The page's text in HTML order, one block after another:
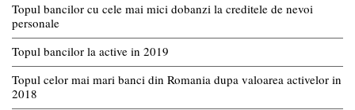
Topul bancilor cu cele mai mici dobanzi la creditele de nevoi
personale
Topul bancilor la active in 2019
Topul celor mai mari banci din Romania dupa valoarea activelor in
2018